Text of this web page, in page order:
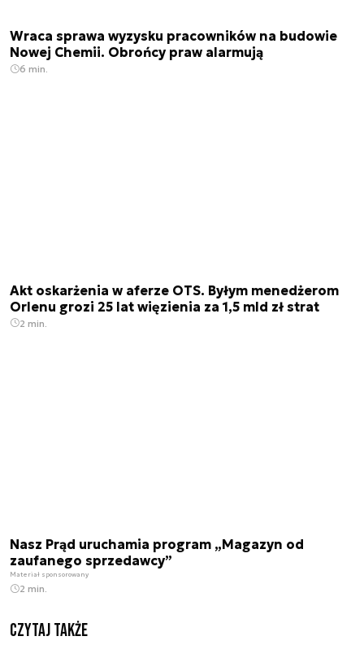
Wraca sprawa wyzysku pracowników na budowie
Nowej Chemii. Obrońcy praw alarmują
6 min.
Akt oskarżenia w aferze OTS. Byłym menedżerom
Orlenu grozi 25 lat więzienia za 1,5 mld zł strat
2 min.
Nasz Prąd uruchamia program „Magazyn od
zaufanego sprzedawcy”
Materiał sponsorowany
2 min.
Czytaj także